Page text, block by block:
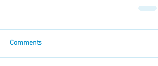
Comments